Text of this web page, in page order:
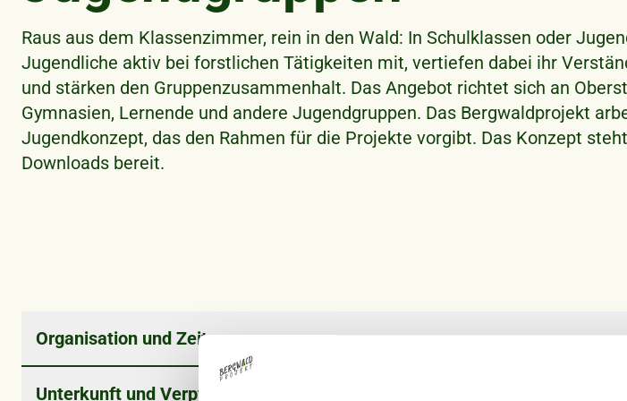
Raus aus dem Klassenzimmer, rein in den Wald: In Schulklassen oder
Jugendliche aktiv bei forstlichen Tätigkeiten mit, vertiefen dabei ihr
und stärken den Gruppenzusammenhalt. Das Angebot richtet sich an
Gymnasien, Lernende und andere Jugendgruppen. Das Bergwaldprojekt
Jugendkonzept, das den Rahmen für die Projekte vorgibt. Das Konzept
Downloads bereit.
Organisation und Zeitraum
Die Projektwochen finden auf Anfrage von April bis Oktober statt und dauern
Unterkunft und Verpflegung